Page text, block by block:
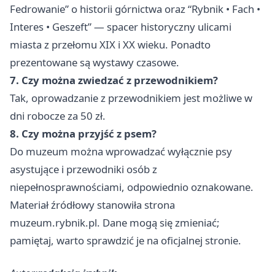
Fedrowanie” o historii górnictwa oraz “Rybnik • Fach •
Interes • Geszeft” — spacer historyczny ulicami
miasta z przełomu XIX i XX wieku. Ponadto
prezentowane są wystawy czasowe.
7. Czy można zwiedzać z przewodnikiem?
Tak, oprowadzanie z przewodnikiem jest możliwe w
dni robocze za 50 zł.
8. Czy można przyjść z psem?
Do muzeum można wprowadzać wyłącznie psy
asystujące i przewodniki osób z
niepełnosprawnościami, odpowiednio oznakowane.
Materiał źródłowy stanowiła strona
muzeum.rybnik.pl. Dane mogą się zmieniać;
pamiętaj, warto sprawdzić je na oficjalnej stronie.